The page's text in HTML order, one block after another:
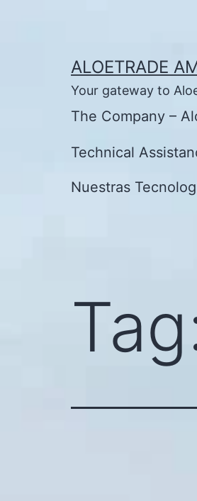
ALOETRADE
Your gateway to
The Company –
Technical
Nuestras